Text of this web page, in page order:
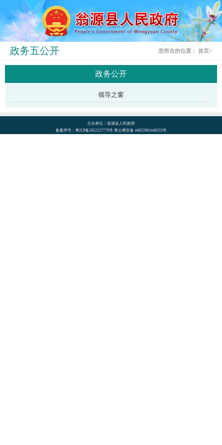
政务五公开 您所在的位置：首页>
政务公开
领导之窗
主办单位：翁源县人民政府
备案序号：粤ICP备2022127779号 粤公网安备 44022902440233号